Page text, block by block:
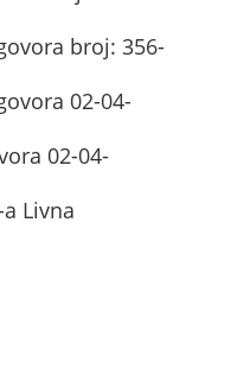
broj: 356-
02-04-
02-04-
Livna